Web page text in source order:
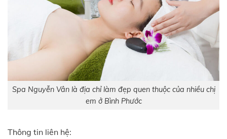
Spa Nguyễn Vân là địa chỉ làm đẹp quen thuộc của nhiều chị
em ở Bình Phước
Thông tin liên hệ: